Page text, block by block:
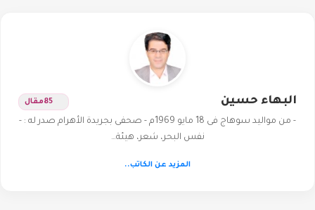
البهاء حسين 85مقال
- من مواليد سوهاج فى 18 مايو 1969م - صحفى بجريدة الأهرام صدر له : -
نفس البحر، شعر، هيئة…
المزيد عن الكاتب..